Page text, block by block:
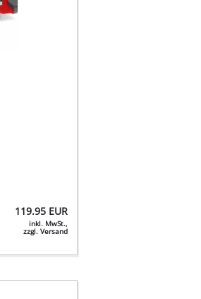
119.95 EUR
inkl. MwSt.,
zzgl. Versand